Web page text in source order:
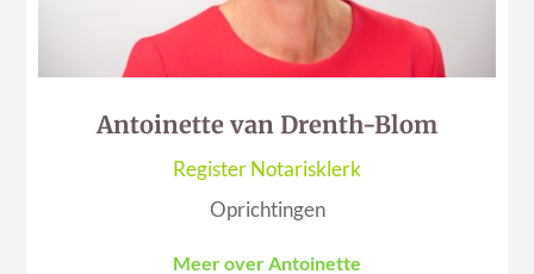
Antoinette van Drenth-Blom
Register Notarisklerk
Oprichtingen
Meer over Antoinette